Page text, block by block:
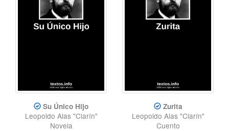
Su Único Hijo
Leopoldo Alas "Clarín"
Novela
Zurita
Leopoldo Alas "Clarín"
Cuento